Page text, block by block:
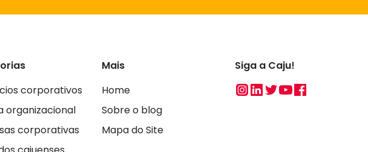
corporativos
organizacional
corporativas
Mais
Home
Sobre o blog
Mapa do Site
Siga a Caju!
Instagram
Linkedin
TwitterYoutubeFacebook